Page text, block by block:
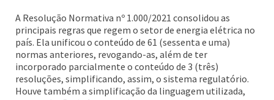
A Resolução Normativa nº 1.000/2021 consolidou as
principais regras que regem o setor de energia elétrica no
país. Ela unificou o conteúdo de 61 (sessenta e uma)
normas anteriores, revogando-as, além de ter
incorporado parcialmente o conteúdo de 3 (três)
resoluções, simplificando, assim, o sistema regulatório.
Houve também a simplificação da linguagem utilizada,